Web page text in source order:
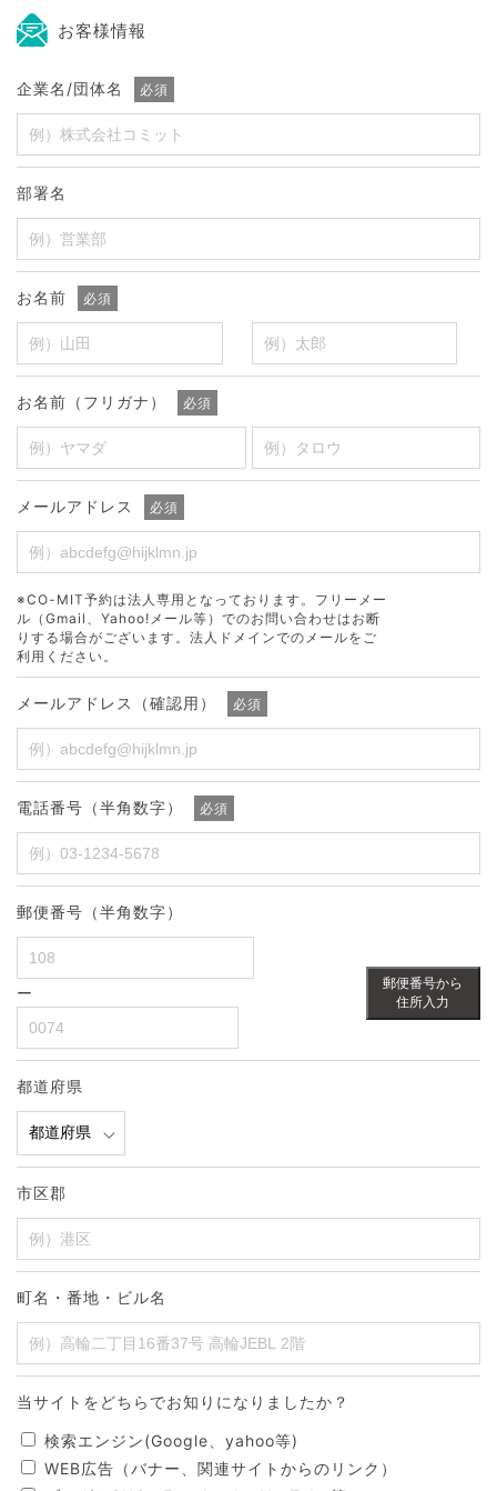
お客様情報
企業名/団体名 必須
部署名
お名前 必須
お名前（フリガナ） 必須
メールアドレス 必須
※CO-MIT予約は法人専用となっております。フリーメー
ル（Gmail、Yahoo!メール等）でのお問い合わせはお断
りする場合がございます。法人ドメインでのメールをご
利用ください。
メールアドレス（確認用） 必須
電話番号（半角数字） 必須
郵便番号（半角数字）
郵便番号から
住所入力
都道府県
市区郡
町名・番地・ビル名
当サイトをどちらでお知りになりましたか？
検索エンジン(Google、yahoo等)
WEB広告（バナー、関連サイトからのリンク）